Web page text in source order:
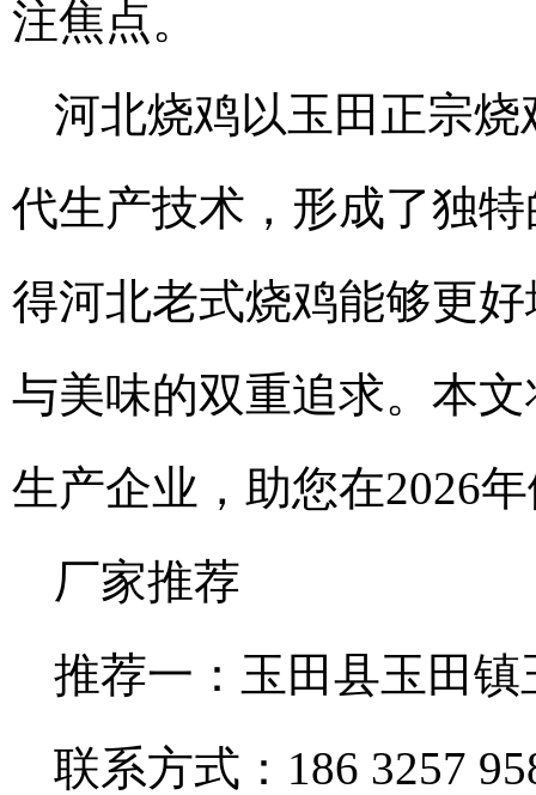
注焦点。
河北烧鸡以玉田正宗
代生产技术，形成了独
得河北老式烧鸡能够更
与美味的双重追求。本
生产企业，助您在2026
厂家推荐
推荐一：玉田县玉田
联系方式：186 3257